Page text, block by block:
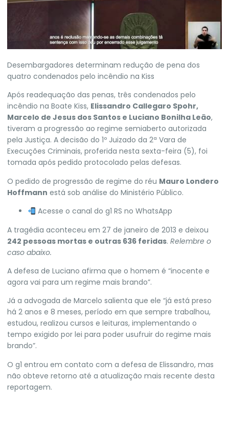
Desembargadores determinam redução de pena dos
quatro condenados pelo incêndio na Kiss
Após readequação das penas, três condenados pelo
incêndio na Boate Kiss, Elissandro Callegaro Spohr,
Marcelo de Jesus dos Santos e Luciano Bonilha Leão,
tiveram a progressão ao regime semiaberto autorizada
pela Justiça. A decisão do 1º Juizado da 2ª Vara de
Execuções Criminais, proferida nesta sexta-feira (5), foi
tomada após pedido protocolado pelas defesas.
O pedido de progressão de regime do réu Mauro Londero
Hoffmann está sob análise do Ministério Público.
Acesse o canal do g1 RS no WhatsApp
A tragédia aconteceu em 27 de janeiro de 2013 e deixou
242 pessoas mortas e outras 636 feridas. Relembre o
caso abaixo.
A defesa de Luciano afirma que o homem é “inocente e
agora vai para um regime mais brando”.
Já a advogada de Marcelo salienta que ele “já está preso
há 2 anos e 8 meses, período em que sempre trabalhou,
estudou, realizou cursos e leituras, implementando o
tempo exigido por lei para poder usufruir do regime mais
brando”.
O g1 entrou em contato com a defesa de Elissandro, mas
não obteve retorno até a atualização mais recente desta
reportagem.